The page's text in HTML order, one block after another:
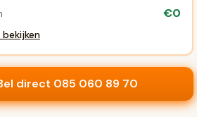
€0
direct 085 060 89 70